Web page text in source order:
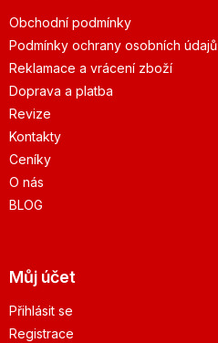
Obchodní podmínky
Podmínky ochrany osobních údajů
Reklamace a vrácení zboží
Doprava a platba
Revize
Kontakty
Ceníky
O nás
BLOG
Můj účet
Přihlásit se
Registrace